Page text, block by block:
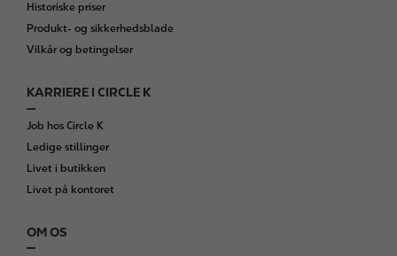
Historiske priser
Produkt- og sikkerhedsblade
Vilkår og betingelser
KARRIERE I CIRCLE K
Job hos Circle K
Ledige stillinger
Livet i butikken
Livet på kontoret
OM OS